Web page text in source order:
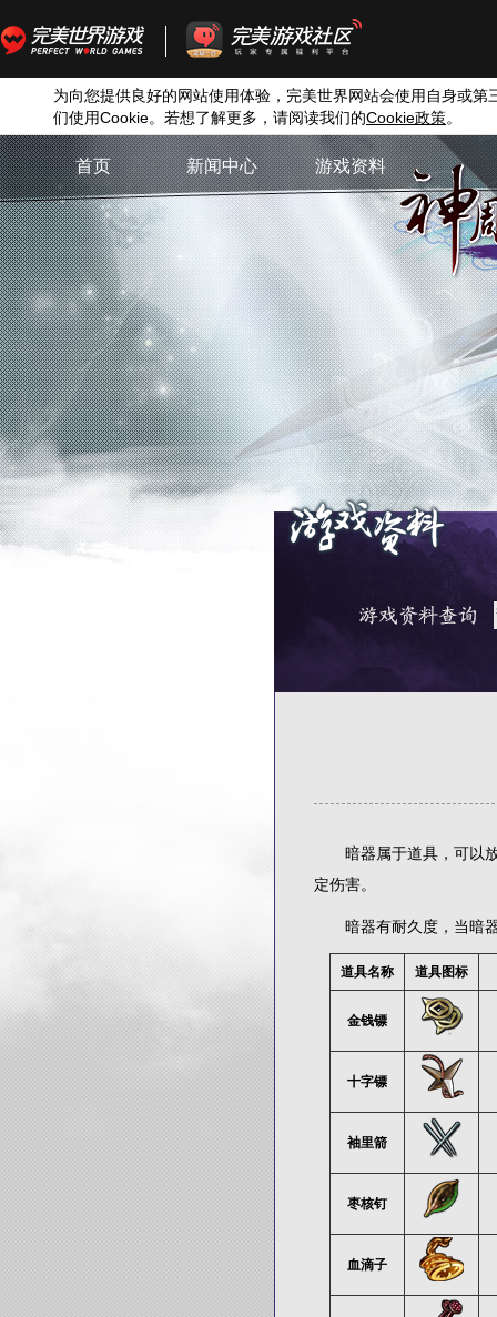
为向您提供良好的网站使用体验，完美世界网站会使用自身或第
们使用Cookie。若想了解更多，请阅读我们的Cookie政策。
首页 新闻中心 游戏资料
暗器属于道具，可以放
定伤害。
暗器有耐久度，当暗器
道具名称 道具图标
金钱镖
十字镖
袖里箭
枣核钉
血滴子